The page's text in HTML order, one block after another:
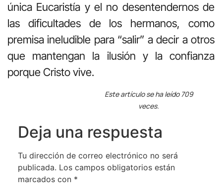
única Eucaristía y el no desentendernos de
las dificultades de los hermanos, como
premisa ineludible para “salir” a decir a otros
que mantengan la ilusión y la confianza
porque Cristo vive.
Este artículo se ha leído 709
veces.
Deja una respuesta
Tu dirección de correo electrónico no será
publicada. Los campos obligatorios están
marcados con *